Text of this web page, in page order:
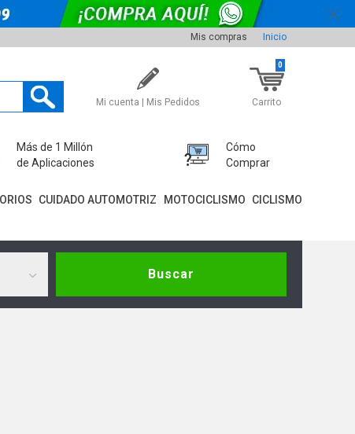
Mis compras Inicio
Mi cuenta | Mis Pedidos Carrito
0
Más de 1 Millón
de Aplicaciones
Cómo
Comprar
CUIDADO AUTOMOTRIZ MOTOCICLISMO CICLISMO
Buscar